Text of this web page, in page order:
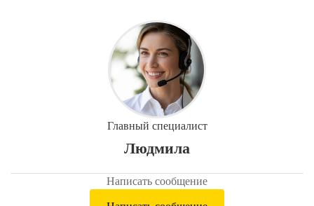
Главный специалист
Людмила
Написать сообщение